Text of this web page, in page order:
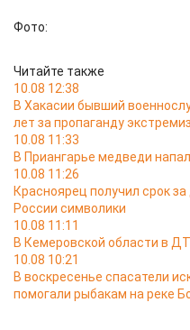
Фото:
Читайте также
10.08 12:38
В Хакасии бывший
лет за пропаганду
10.08 11:33
В Приангарье медведи
10.08 11:26
Красноярец получил срок
России символики
10.08 11:11
В Кемеровской области в
10.08 10:21
В воскресенье спасатели
помогали рыбакам на реке